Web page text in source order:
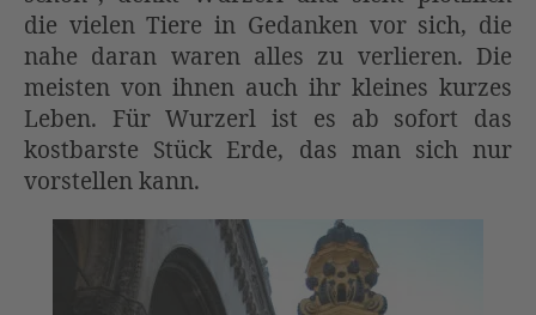
die vielen Tiere in Gedanken vor sich, die
nahe daran waren alles zu verlieren. Die
meisten von ihnen auch ihr kleines kurzes
Leben. Für Wurzerl ist es ab sofort das
kostbarste Stück Erde, das man sich nur
vorstellen kann.